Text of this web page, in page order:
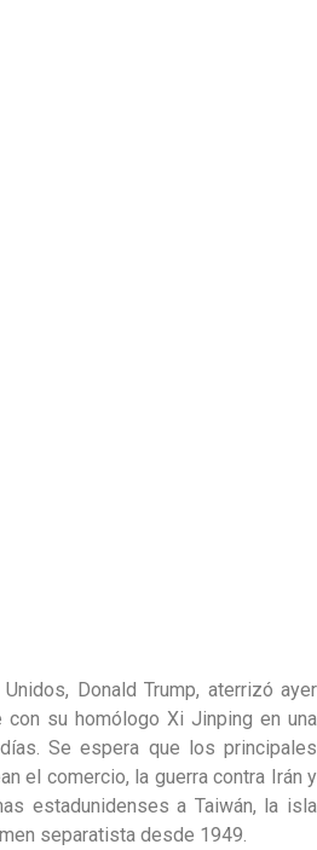
Donald Trump, aterrizó ayer
con su homólogo Xi Jinping en una
Se espera que los principales
el comercio, la guerra contra Irán y
estadunidenses a Taiwán, la isla
separatista desde 1949.